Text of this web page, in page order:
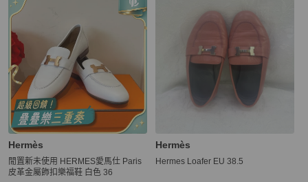
Hermès
閒置新未使用 HERMES愛馬仕 Paris
皮革金屬飾扣樂福鞋 白色 36
Hermès
Hermes Loafer EU 38.5